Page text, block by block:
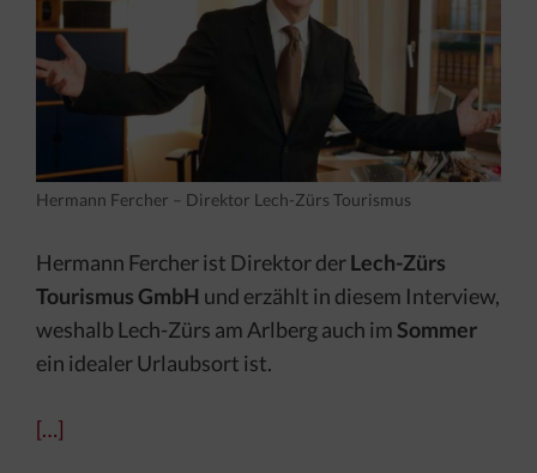
Hermann Fercher – Direktor Lech-Zürs Tourismus
Hermann Fercher ist Direktor derLech-Zürs
Tourismus GmbH und erzählt in diesem Interview,
weshalb Lech-Zürs am Arlberg auch imSommer
ein idealer Urlaubsort ist.
[…]